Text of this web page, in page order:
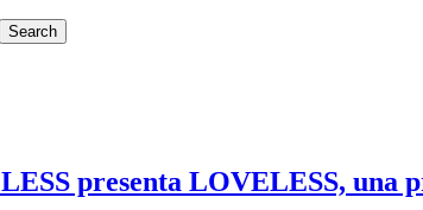
presenta LOVELESS, una